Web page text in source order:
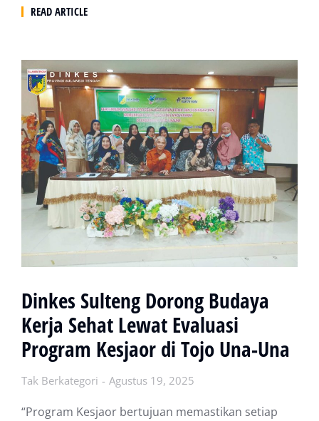
READ ARTICLE
Dinkes Sulteng Dorong Budaya
Kerja Sehat Lewat Evaluasi
Program Kesjaor di Tojo Una-Una
Tak Berkategori Agustus 19, 2025
“Program Kesjaor bertujuan memastikan setiap